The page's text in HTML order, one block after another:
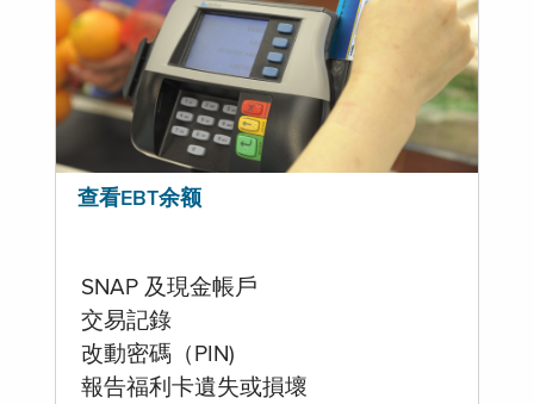
查看EBT余额
SNAP 及現金帳戶
交易記錄
改動密碼（PIN)
報告福利卡遺失或損壞